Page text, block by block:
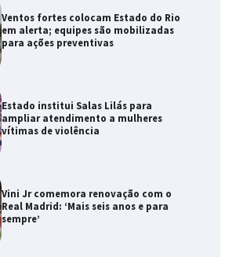
Ventos fortes colocam Estado do Rio
em alerta; equipes são mobilizadas
para ações preventivas
Estado institui Salas Lilás para
ampliar atendimento a mulheres
vítimas de violência
Vini Jr comemora renovação com o
Real Madrid: ‘Mais seis anos e para
sempre’